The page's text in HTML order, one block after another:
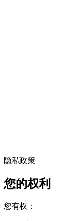
隐私政策
您的权利
您有权：